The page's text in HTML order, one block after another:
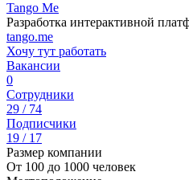
Tango Me
Разработка интерактивной
tango.me
Хочу тут работать
Вакансии
0
Сотрудники
29 / 74
Подписчики
19 / 17
Размер компании
От 100 до 1000 человек